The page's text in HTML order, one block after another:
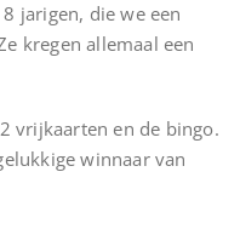
jarigen, die we een
kregen allemaal een
vrijkaarten en de bingo.
winnaar van